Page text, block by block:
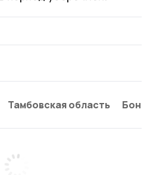
Тамбовская область